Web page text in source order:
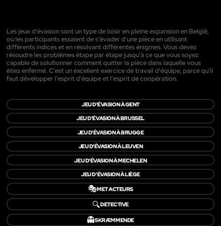
Les jeux d'évasion sont un type de loisir en pleine expansion en België,
où les participants essaient de s'évader d'une pièce en utilisant
différents indices et en résolvant différentes énigmes. Vous devez
résoudre les problèmes étape par étape jusqu'à ce que vous soyez
capable de solutionner comment quitter la pièce dans laquelle vous
étiez enfermé. C'est un excellent exercice de travail d'équipe, parce qu'il
faut développer l'esprit d'équipe et l'esprit de coopération.
JEU D'ÉVASION À GENT
JEU D'ÉVASION À BRUSSEL
JEU D'ÉVASION À BRUGGE
JEU D'ÉVASION À LEUVEN
JEU D'ÉVASION À MECHELEN
JEU D'ÉVASION À LIÈGE
🎭MET ACTEURS
🔍DETECTIVE
👻SKRÆMMENDE